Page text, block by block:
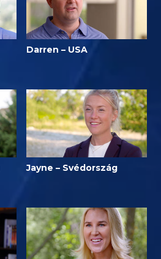
Darren – USA
Jayne – Svédország